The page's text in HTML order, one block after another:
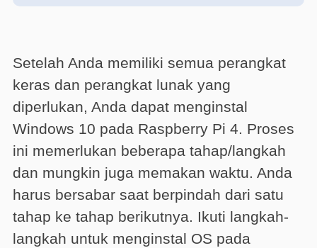
Setelah Anda memiliki semua perangkat
keras dan perangkat lunak yang
diperlukan, Anda dapat menginstal
Windows 10 pada Raspberry Pi 4. Proses
ini memerlukan beberapa tahap/langkah
dan mungkin juga memakan waktu. Anda
harus bersabar saat berpindah dari satu
tahap ke tahap berikutnya. Ikuti langkah-
langkah untuk menginstal OS pada